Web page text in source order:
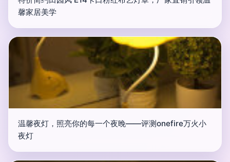
馨家居美学
温馨夜灯，照亮你的每一个夜晚——评测onefire万火小
夜灯